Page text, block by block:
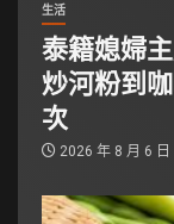
生活
泰籍媳婦
炒河粉到
次
2026 年 8 月 6 日